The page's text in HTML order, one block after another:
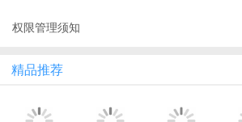
权限管理须知
精品推荐